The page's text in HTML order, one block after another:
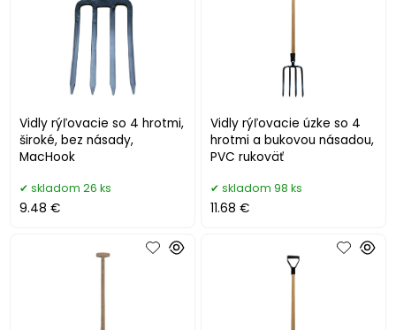
Vidly rýľovacie so 4 hrotmi,
široké, bez násady,
MacHook
skladom 26 ks
9.48 €
Vidly rýľovacie úzke so 4
hrotmi a bukovou násadou,
PVC rukoväť
skladom 98 ks
11.68 €